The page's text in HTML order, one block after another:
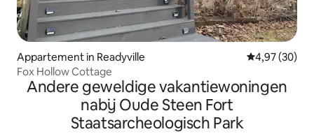
Appartement in Readyville Gemiddelde
4,97 (30)
Fox Hollow Cottage
Andere geweldige vakantiewoningen
nabij Oude Steen Fort
Staatsarcheologisch Park